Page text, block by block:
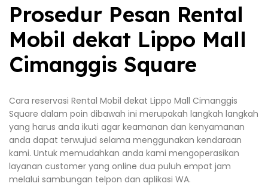
Prosedur Pesan Rental
Mobil dekat Lippo Mall
Cimanggis Square
Cara reservasi Rental Mobil dekat Lippo Mall Cimanggis
Square dalam poin dibawah ini merupakah langkah langkah
yang harus anda ikuti agar keamanan dan kenyamanan
anda dapat terwujud selama menggunakan kendaraan
kami. Untuk memudahkan anda kami mengoperasikan
layanan customer yang online dua puluh empat jam
melalui sambungan telpon dan aplikasi WA.